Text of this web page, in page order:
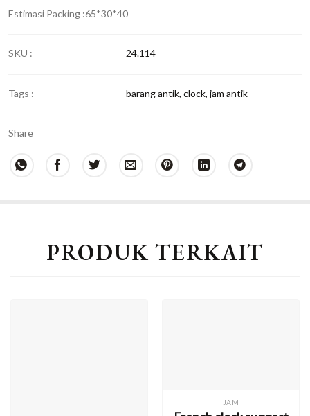
Estimasi Packing :65*30*40
SKU : 24.114
Tags : barang antik, clock, jam antik
Share
PRODUK TERKAIT
JAM